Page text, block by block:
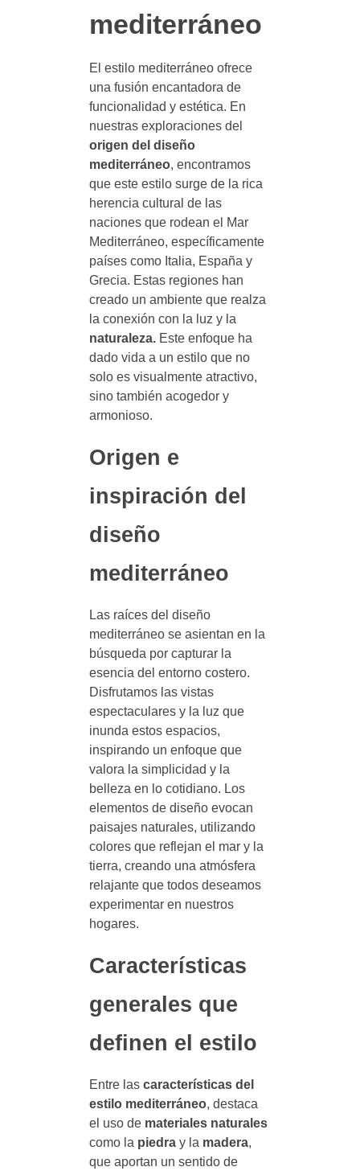
mediterráneo
El estilo mediterráneo ofrece
una fusión encantadora de
funcionalidad y estética. En
nuestras exploraciones del
origen del diseño
mediterráneo, encontramos
que este estilo surge de la rica
herencia cultural de las
naciones que rodean el Mar
Mediterráneo, específicamente
países como Italia, España y
Grecia. Estas regiones han
creado un ambiente que realza
la conexión con la luz y la
naturaleza.Este enfoque ha
dado vida a un estilo que no
solo es visualmente atractivo,
sino también acogedor y
armonioso.
Origen e
inspiración del
diseño
mediterráneo
Las raíces del diseño
mediterráneo se asientan en la
búsqueda por capturar la
esencia del entorno costero.
Disfrutamos las vistas
espectaculares y la luz que
inunda estos espacios,
inspirando un enfoque que
valora la simplicidad y la
belleza en lo cotidiano. Los
elementos de diseño evocan
paisajes naturales, utilizando
colores que reflejan el mar y la
tierra, creando una atmósfera
relajante que todos deseamos
experimentar en nuestros
hogares.
Características
generales que
definen el estilo
Entre las características del
estilo mediterráneo, destaca
el uso de materiales naturales
como la piedray la madera,
que aportan un sentido de